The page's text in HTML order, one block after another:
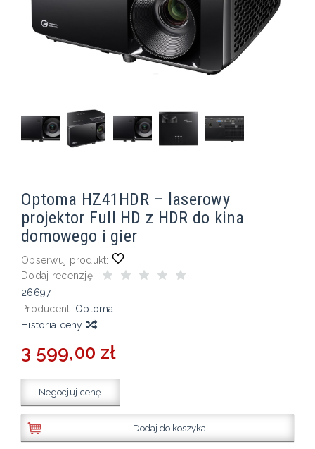
Optoma HZ41HDR – laserowy
projektor Full HD z HDR do kina
domowego i gier
Obserwuj produkt:
Dodaj recenzję:
26697
Producent: Optoma
Historia ceny
3 599,00 zł
Negocjuj cenę
Dodaj do koszyka